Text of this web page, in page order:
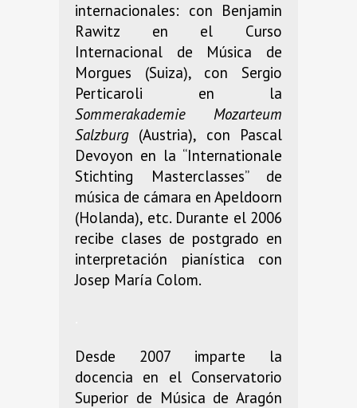
internacionales: con Benjamin
Rawitz en el Curso
Internacional de Música de
Morgues (Suiza), con Sergio
Perticaroli en la
Sommerakademie Mozarteum
Salzburg (Austria), con Pascal
Devoyon en la “Internationale
Stichting Masterclasses” de
música de cámara en Apeldoorn
(Holanda), etc. Durante el 2006
recibe clases de postgrado en
interpretación pianística con
Josep María Colom.
Desde 2007 imparte la
docencia en el Conservatorio
Superior de Música de Aragón